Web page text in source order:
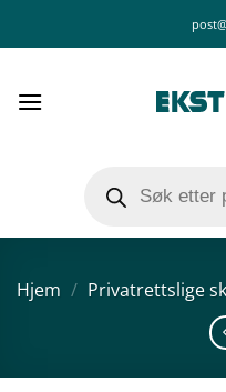
search
Hjem / Privatrettslige